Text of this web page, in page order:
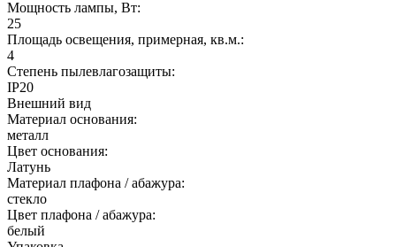
Мощность лампы, Вт:
25
Площадь освещения, примерная, кв.м.:
4
Степень пылевлагозащиты:
IP20
Внешний вид
Материал основания:
металл
Цвет основания:
Латунь
Материал плафона / абажура:
стекло
Цвет плафона / абажура:
белый